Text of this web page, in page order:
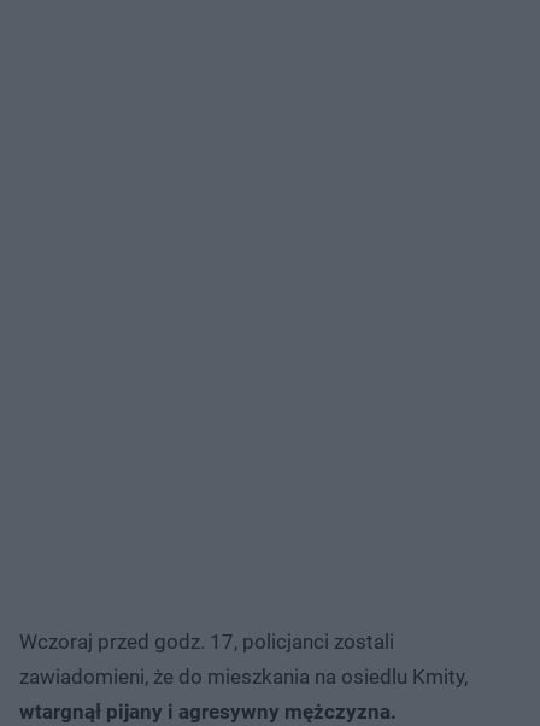
Wczoraj przed godz. 17, policjanci zostali
zawiadomieni, że do mieszkania na osiedlu Kmity,
wtargnął pijany i agresywny mężczyzna.